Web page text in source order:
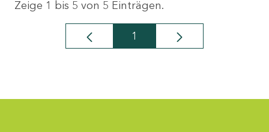
Zeige 1 bis 5 von 5 Einträgen.
Seite
1